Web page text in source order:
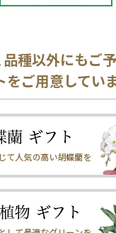
品種以外にもご
をご用意してい